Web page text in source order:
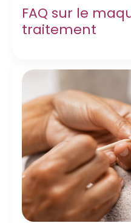
FAQ sur le
traitement